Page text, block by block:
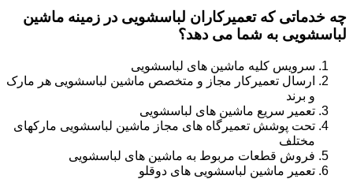
چه خدماتی که تعمیرکاران لباسشویی در زمینه ماشین
لباسشویی به شما می دهد؟
سرویس کلیه ماشین های لباسشویی
ارسال تعمیرکار مجاز و متخصص ماشین لباسشویی هر مارک
و برند
تعمیر سریع ماشین های لباسشویی
تحت پوشش تعمیرگاه های مجاز ماشین لباسشویی مارکهای
مختلف
فروش قطعات مربوط به ماشین های لباسشویی
تعمیر ماشین لباسشویی های دوقلو